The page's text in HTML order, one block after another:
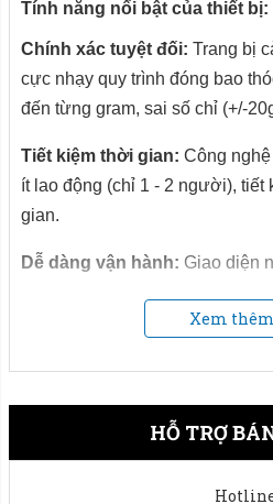
Tính năng nổi bật của thiết bị:
Chính xác tuyệt đối: Trang bị
cực nhạy quy trình đóng bao
đến từng gram, sai số chỉ (+/-
Tiết kiệm thời gian: Công
ít lao động (chỉ 1 - 2 người), tiết
gian.
Dễ dàng vận hành: Giao diện
Tiết kiệm chi phí:Giảm chi phí
Xem thêm
HỖ TRỢ